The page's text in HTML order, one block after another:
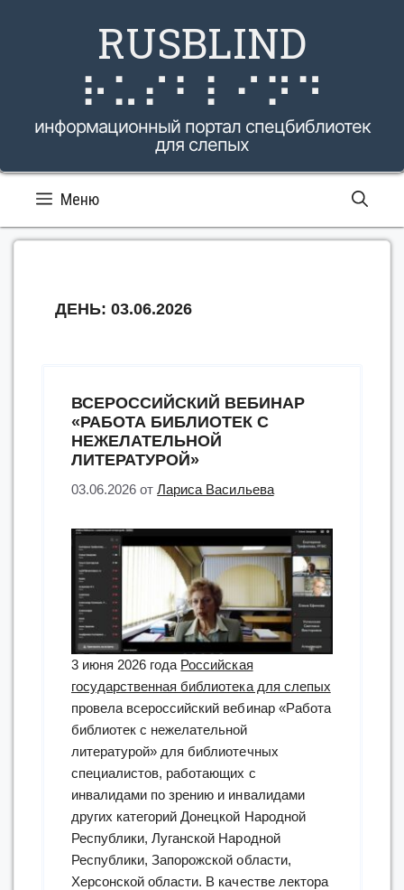
RUSBLIND
⠗⠥⠎⠃⠇⠊⠝⠙
информационный портал спецбиблиотек
для слепых
Меню
ДЕНЬ: 03.06.2026
ВСЕРОССИЙСКИЙ ВЕБИНАР
«РАБОТА БИБЛИОТЕК С
НЕЖЕЛАТЕЛЬНОЙ
ЛИТЕРАТУРОЙ»
03.06.2026 отЛариса Васильева
3 июня 2026 года Российская
государственная библиотека для слепых
провела всероссийский вебинар «Работа
библиотек с нежелательной
литературой» для библиотечных
специалистов, работающих с
инвалидами по зрению и инвалидами
других категорий Донецкой Народной
Республики, Луганской Народной
Республики, Запорожской области,
Херсонской области. В качестве лектора